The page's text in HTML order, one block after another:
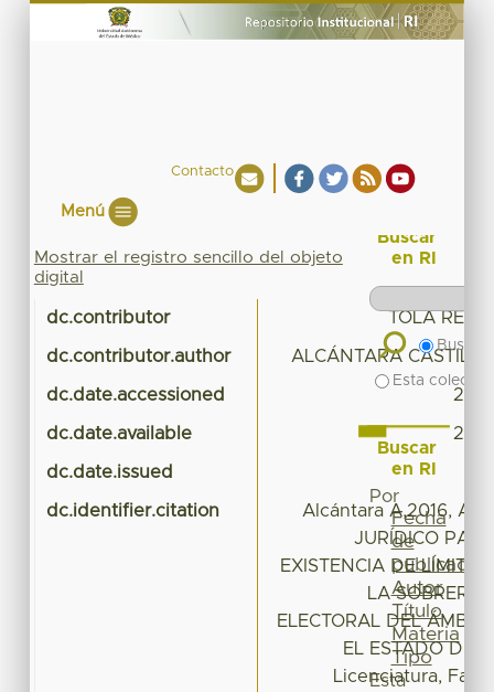
Contacto
Menú
Mostrar el registro sencillo del objeto
digital
dc.contributor TOLA
dc.contributor.author ALCÁNTARA
dc.date.accessioned
dc.date.available
dc.date.issued
dc.identifier.citation
Alcántara A,2016,
JURÍDICO
EXISTENCIA DE
LA
ELECTORAL DEL
EL ESTADO DE
Licenciatura,
Buscar
en RI
Buscar
Esta
Buscar
en RI
Por
Fecha
de
publicación
Autor
Título
Materia
Tipo
Esta